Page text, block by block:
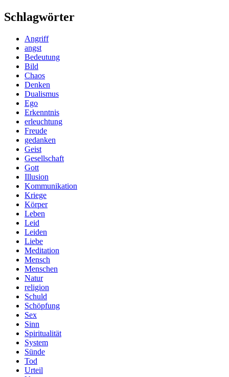
Schlagwörter
Angriff
angst
Bedeutung
Bild
Chaos
Denken
Dualismus
Ego
Erkenntnis
erleuchtung
Freude
gedanken
Geist
Gesellschaft
Gott
Illusion
Kommunikation
Kriege
Körper
Leben
Leid
Leiden
Liebe
Meditation
Mensch
Menschen
Natur
religion
Schuld
Schöpfung
Sex
Sinn
Spiritualität
System
Sünde
Tod
Urteil